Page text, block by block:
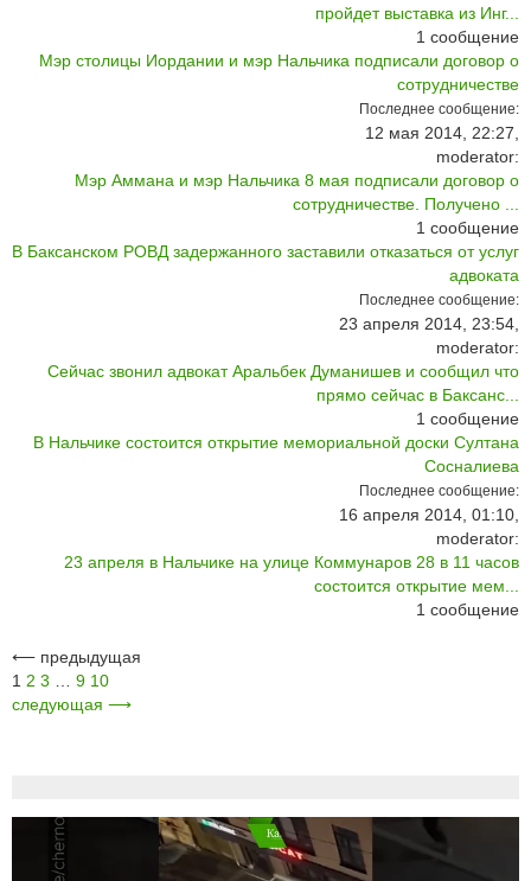
пройдет выставка из Инг...
1 сообщение
Мэр столицы Иордании и мэр Нальчика подписали договор о
сотрудничестве
Последнее сообщение:
12 мая 2014, 22:27,
moderator:
Мэр Аммана и мэр Нальчика 8 мая подписали договор о
сотрудничестве. Получено ...
1 сообщение
В Баксанском РОВД задержанного заставили отказаться от услуг
адвоката
Последнее сообщение:
23 апреля 2014, 23:54,
moderator:
Сейчас звонил адвокат Аральбек Думанишев и сообщил что
прямо сейчас в Баксанс...
1 сообщение
В Нальчике состоится открытие мемориальной доски Султана
Сосналиева
Последнее сообщение:
16 апреля 2014, 01:10,
moderator:
23 апреля в Нальчике на улице Коммунаров 28 в 11 часов
состоится открытие мем...
1 сообщение
⟵ предыдущая
1 2 3 9 10
следующая ⟶